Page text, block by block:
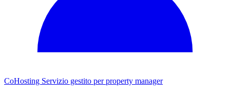
CoHosting Servizio gestito per property manager